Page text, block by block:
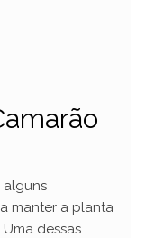
alguns
manter a planta
dessas